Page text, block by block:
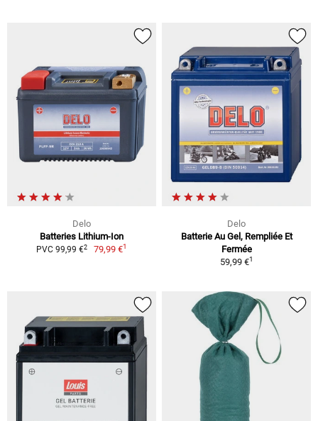
Delo
Batteries Lithium-Ion
PVC 99,99 €2 79,99 €1
Delo
Batterie Au Gel, Rempliée Et
Fermée
59,99 €1